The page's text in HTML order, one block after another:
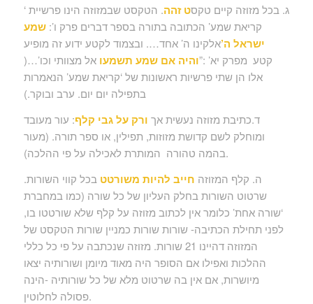
ג. בכל מזוזה קיים טקסט זהה. הטקסט שבמזוזה הינו פרשיית ‘
קריאת שמע’ הכתובה בתורה בספר דברים פרק ו’: שמע
ישראל ה’אלקינו ה’ אחד…. ובצמוד לקטע ידוע זה מופיע
קטע מפרק יא’ :”והיה אם שמע תשמעו אל מצוותי וכו’…(
אלו הן שתי פרשיות ראשונות של ‘קריאת שמע’ הנאמרות
בתפילה יום יום. ערב ובוקר.)
ד.כתיבת מזוזה נעשית אך ורק על גבי קלף: עור מעובד
ומוחלק לשם קדושת מזוזות, תפילין, או ספר תורה. (מעור
בהמה טהורה המותרת לאכילה על פי ההלכה).
ה. קלף המזוזה חייב להיות משורטט בכל קווי השורות.
שרטוט השורות בחלק העליון של כל שורה (כמו במחברת
‘שורה אחת’ כלומר אין לכתוב מזוזה על קלף שלא שורטטו בו,
לפני תחילת הכתיבה- שורות שורות כמניין שורות הטקסט של
המזוזה דהיינו 21 שורות. מזוזה שנכתבה על פי כל כללי
ההלכות ואפילו אם הסופר היה מאוד מיומן ושורותיה יצאו
מיושרות, אם אין בה שרטוט מלא של כל שורותיה -הינה
פסולה לחלוטין.